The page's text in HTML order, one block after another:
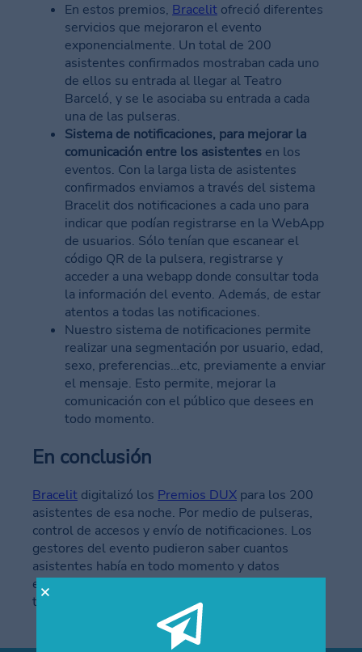
En estos premios, Bracelit ofreció diferentes
servicios que mejoraron el evento
exponencialmente. Un total de 200
asistentes confirmados mostraban cada uno
de ellos su entrada al llegar al Teatro
Barceló, y se le asociaba su entrada a cada
una de las pulseras.
Sistema de notificaciones, para mejorar la
comunicación entre los asistentes en los
eventos. Con la larga lista de asistentes
confirmados enviamos a través del sistema
Bracelit dos notificaciones a cada uno para
indicar que podían registrarse en la WebApp
de usuarios. Sólo tenían que escanear el
código QR de la pulsera, registrarse y
acceder a una webapp donde consultar toda
la información del evento. Además, de estar
atentos a todas las notificaciones.
Nuestro sistema de notificaciones permite
realizar una segmentación por usuario, edad,
sexo, preferencias…etc, previamente a enviar
el mensaje. Esto permite, mejorar la
comunicación con el público que desees en
todo momento.
En conclusión
Bracelit digitalizó los Premios DUX para los 200
asistentes de esa noche. Por medio de pulseras,
control de accesos y envío de notificaciones. Los
gestores del evento pudieron saber cuantos
asistentes había en todo momento y datos
específicos de ellos. ¡Como veis, Bracelit es la
tecnología más avanzada para tu evento!